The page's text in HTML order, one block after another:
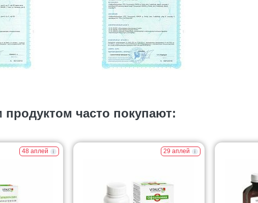
продуктом часто покупают:
48 аплей 29 аплей